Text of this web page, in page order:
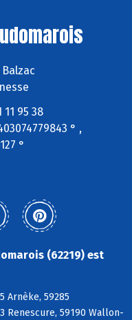
11 95 38
° ,
°
(62219) est
Arnèke, 59285
Renescure, 59190 Wallon-